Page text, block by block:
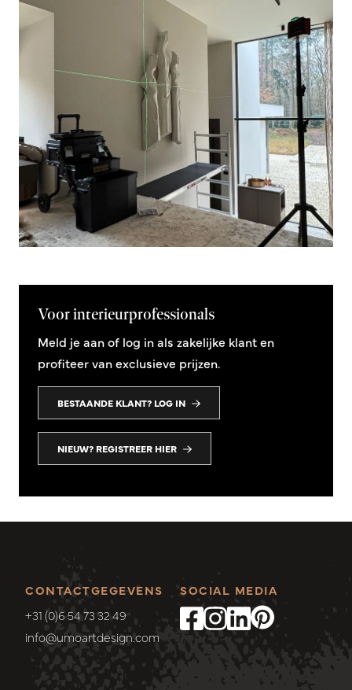
Voor interieurprofessionals
Meld je aan of log in als zakelijke klant en
profiteer van exclusieve prijzen.
BESTAANDE KLANT? LOG IN
NIEUW? REGISTREER HIER
CONTACTGEGEVENS
+31 (0)6 54 73 32 49
info@umoartdesign.com
SOCIAL MEDIA